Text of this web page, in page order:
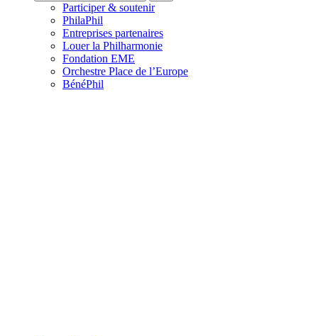
Participer & soutenir
PhilaPhil
Entreprises partenaires
Louer la Philharmonie
Fondation EME
Orchestre Place de l’Europe
BénéPhil